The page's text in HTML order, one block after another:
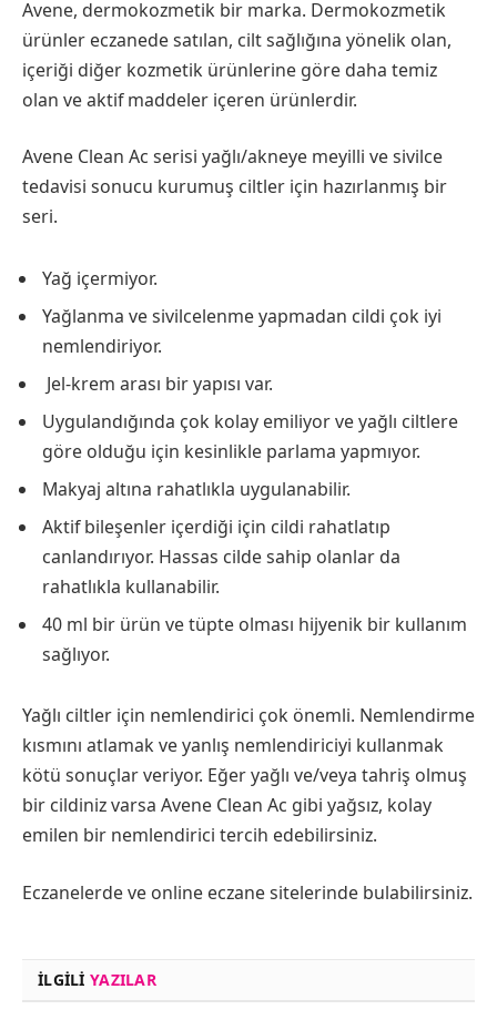
Avene, dermokozmetik bir marka. Dermokozmetik
ürünler eczanede satılan, cilt sağlığına yönelik olan,
içeriği diğer kozmetik ürünlerine göre daha temiz
olan ve aktif maddeler içeren ürünlerdir.
Avene Clean Ac serisi yağlı/akneye meyilli ve sivilce
tedavisi sonucu kurumuş ciltler için hazırlanmış bir
seri.
Yağ içermiyor.
Yağlanma ve sivilcelenme yapmadan cildi çok iyi
nemlendiriyor.
Jel-krem arası bir yapısı var.
Uygulandığında çok kolay emiliyor ve yağlı ciltlere
göre olduğu için kesinlikle parlama yapmıyor.
Makyaj altına rahatlıkla uygulanabilir.
Aktif bileşenler içerdiği için cildi rahatlatıp
canlandırıyor. Hassas cilde sahip olanlar da
rahatlıkla kullanabilir.
40 ml bir ürün ve tüpte olması hijyenik bir kullanım
sağlıyor.
Yağlı ciltler için nemlendirici çok önemli. Nemlendirme
kısmını atlamak ve yanlış nemlendiriciyi kullanmak
kötü sonuçlar veriyor. Eğer yağlı ve/veya tahriş olmuş
bir cildiniz varsa Avene Clean Ac gibi yağsız, kolay
emilen bir nemlendirici tercih edebilirsiniz.
Eczanelerde ve online eczane sitelerinde bulabilirsiniz.
İLGILI YAZILAR